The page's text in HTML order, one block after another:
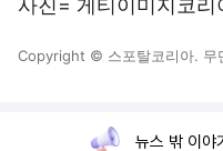
사진= 게티이미지코리
Copyright © 스포탈코리아. 무
뉴스 밖 이야